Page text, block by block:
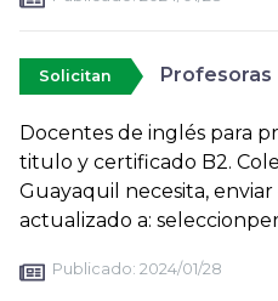
Solicitan Profesoras
Docentes de inglés para
titulo y certificado B2.
Guayaquil necesita,
actualizado a:
Publicado: 2024/01/28